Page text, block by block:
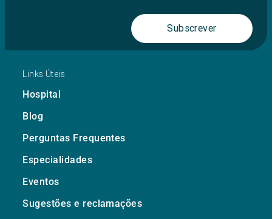
Subscrever
Links Úteis
Hospital
Blog
Perguntas Frequentes
Especialidades
Eventos
Sugestões e reclamações